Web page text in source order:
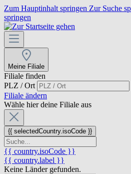
Zum Hauptinhalt springen Zur Suche
springen
Meine Filiale
Filiale finden
PLZ / Ort
Filiale ändern
Wähle hier deine Filiale aus
{{ selectedCountry.isoCode }}
{{ country.isoCode }}
{{ country.label }}
Keine Länder gefunden.